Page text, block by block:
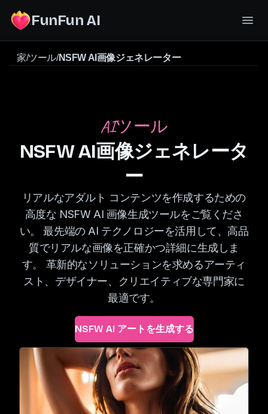
FunFun AI
家/ツール/NSFW AI画像ジェネレーター
AIツール
NSFW AI画像ジェネレータ
ー
リアルなアダルト コンテンツを作成するための
高度な NSFW AI 画像生成ツールをご覧くださ
い。 最先端の AI テクノロジーを活用して、高品
質でリアルな画像を正確かつ詳細に生成しま
す。 革新的なソリューションを求めるアーティ
スト、デザイナー、クリエイティブな専門家に
最適です。
NSFW AI アートを生成する